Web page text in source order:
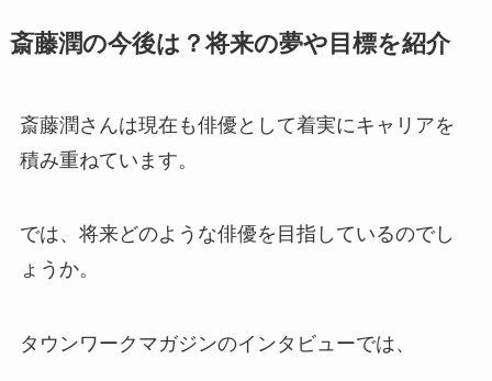
斎藤潤の今後は？将来の夢や目標を紹介
斎藤潤さんは現在も俳優として着実にキャリアを
積み重ねています。
では、将来どのような俳優を目指しているのでし
ょうか。
タウンワークマガジンのインタビューでは、